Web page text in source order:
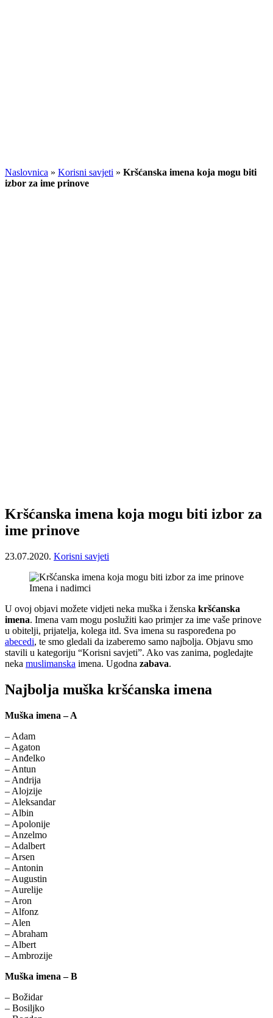
Naslovnica » Korisni savjeti » Kršćanska imena koja mogu biti
izbor za ime prinove
Kršćanska imena koja mogu biti izbor za
ime prinove
23.07.2020. Korisni savjeti
Imena i nadimci
U ovoj objavi možete vidjeti neka muška i ženska kršćanska
imena. Imena vam mogu poslužiti kao primjer za ime vaše prinove
u obitelji, prijatelja, kolega itd. Sva imena su raspoređena po
abecedi, te smo gledali da izaberemo samo najbolja. Objavu smo
stavili u kategoriju “Korisni savjeti”. Ako vas zanima, pogledajte
neka muslimanska imena. Ugodna zabava.
Najbolja muška kršćanska imena
Muška imena – A
– Adam
– Agaton
– Anđelko
– Antun
– Andrija
– Alojzije
– Aleksandar
– Albin
– Apolonije
– Anzelmo
– Adalbert
– Arsen
– Antonin
– Augustin
– Aurelije
– Aron
– Alfonz
– Alen
– Abraham
– Albert
– Ambrozije
Muška imena – B
– Božidar
– Bosiljko